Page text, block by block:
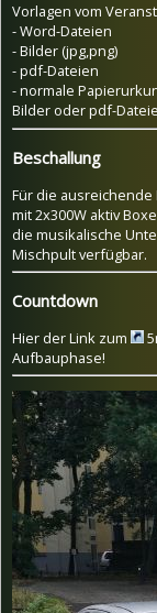
Vorlagen vom
- Word-Dateien
- Bilder (jpg,png)
- pdf-Dateien
- normale
Bilder oder pdf-
Beschallung
Für die
mit 2x300W aktiv
die musikalische
Mischpult verfügbar.
Countdown
Hier der Link zum
Aufbauphase!